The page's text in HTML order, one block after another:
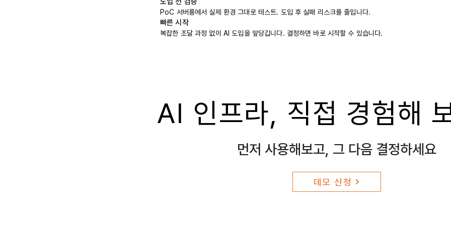
PoC 서버룸에서 실제 환경 그대로 테스트. 도입 후 실패 리스크를 줄입니다.
빠른 시작
복잡한 조달 과정 없이 AI 도입을 앞당깁니다. 결정하면 바로 시작할 수 있습니다.
AI 인프라, 직접 경험해
먼저 사용해보고, 그 다음 결정하세요
데모 신청